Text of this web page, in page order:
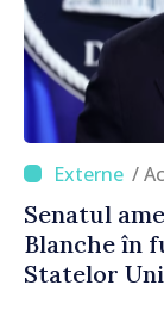
/
Senatul
Blanche în
Statelor